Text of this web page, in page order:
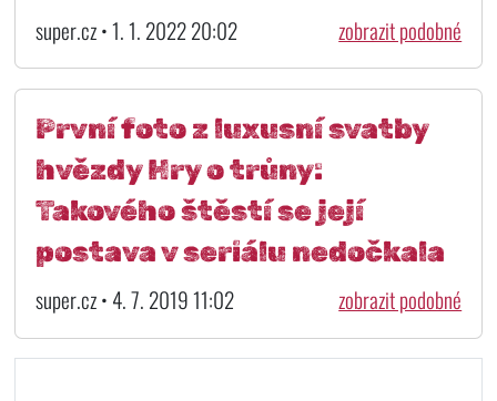
super.cz • 1. 1. 2022 20:02 zobrazit podobné
První foto z luxusní svatby
hvězdy Hry o trůny:
Takového štěstí se její
postava v seriálu nedočkala
super.cz • 4. 7. 2019 11:02 zobrazit podobné